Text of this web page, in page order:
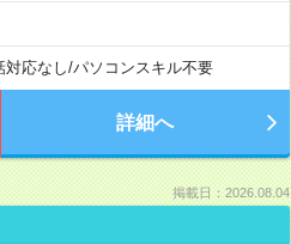
対応なし/パソコンスキル不要
詳細へ
掲載日：2026.08.04